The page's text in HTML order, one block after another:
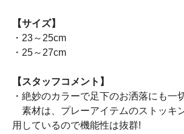
【サイズ】
・23～25cm
・25～27cm
【スタッフコメント】
・絶妙のカラーで足下のお洒落にも一
素材は、プレーアイテムのストッキ
用しているので機能性は抜群!